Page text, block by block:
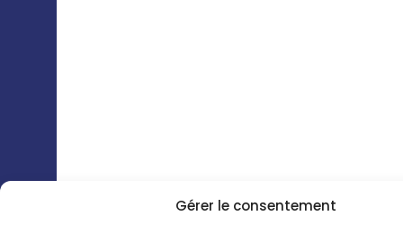
Gérer le consentement